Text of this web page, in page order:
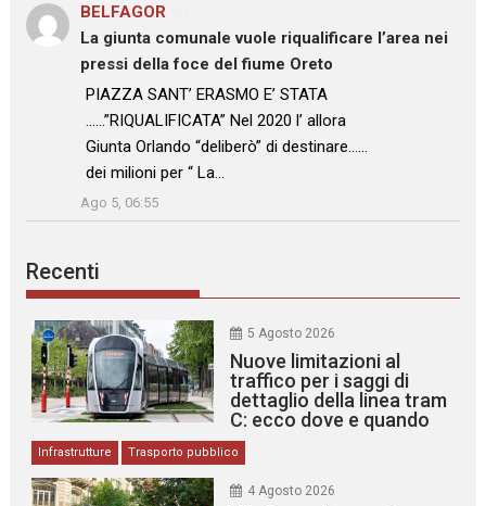
BELFAGOR
La giunta comunale vuole riqualificare l’area nei
pressi della foce del fiume Oreto
: “
PIAZZA SANT’ ERASMO E’ STATA
……”RIQUALIFICATA” Nel 2020 l’ allora
Giunta Orlando “deliberò” di destinare……
dei milioni per “ La…
”
Ago 5, 06:55
Recenti
5 Agosto 2026
Nuove limitazioni al
traffico per i saggi di
dettaglio della linea tram
C: ecco dove e quando
Infrastrutture Trasporto pubblico
4 Agosto 2026